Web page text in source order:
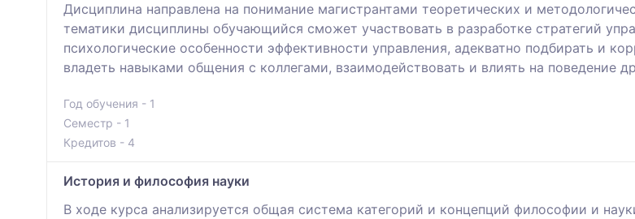
Дисциплина направлена на понимание магистрантами теоретических и
тематики дисциплины обучающийся сможет участвовать в разработке стратегий
психологические особенности эффективности управления, адекватно подбирать и
владеть навыками общения с коллегами, взаимодействовать и влиять на поведение
Год обучения - 1
Семестр - 1
Кредитов - 4
История и философия науки
В ходе курса анализируется общая система категорий и концепций философии и